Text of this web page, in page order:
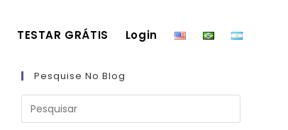
TESTAR GRÁTIS Login
Pesquise No Blog
Pressione
tecla